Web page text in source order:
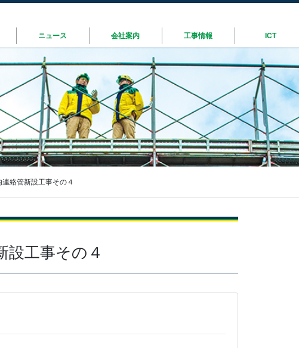
ニュース 会社案内 工事情報 ICT
絡管新設工事その４
設工事その４